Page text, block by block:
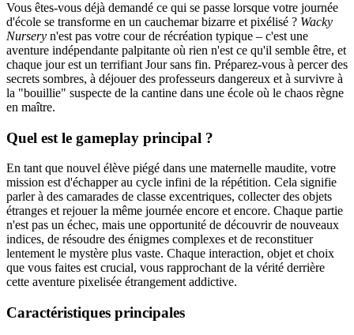
Vous êtes-vous déjà demandé ce qui se passe lorsque votre journée
d'école se transforme en un cauchemar bizarre et pixélisé ? Wacky
Nursery n'est pas votre cour de récréation typique – c'est une
aventure indépendante palpitante où rien n'est ce qu'il semble être, et
chaque jour est un terrifiant Jour sans fin. Préparez-vous à percer des
secrets sombres, à déjouer des professeurs dangereux et à survivre à
la "bouillie" suspecte de la cantine dans une école où le chaos règne
en maître.
Quel est le gameplay principal ?
En tant que nouvel élève piégé dans une maternelle maudite, votre
mission est d'échapper au cycle infini de la répétition. Cela signifie
parler à des camarades de classe excentriques, collecter des objets
étranges et rejouer la même journée encore et encore. Chaque partie
n'est pas un échec, mais une opportunité de découvrir de nouveaux
indices, de résoudre des énigmes complexes et de reconstituer
lentement le mystère plus vaste. Chaque interaction, objet et choix
que vous faites est crucial, vous rapprochant de la vérité derrière
cette aventure pixelisée étrangement addictive.
Caractéristiques principales